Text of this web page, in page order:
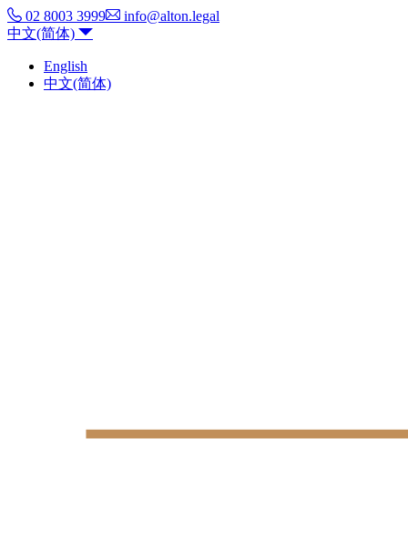
02 8003 3999
info@alton.legal
中文(简体)
English
中文(简体)